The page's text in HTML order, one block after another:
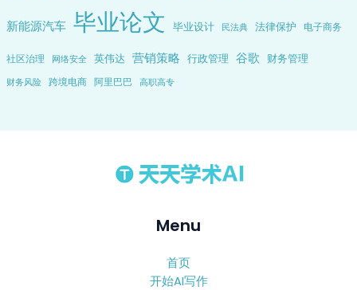
新能源汽车 毕业论文 毕业设计 民法典 法律保护 电子商务
社区治理 网络安全 英伟达 营销策略 行政管理 谷歌 财务管理
财务风险 跨境电商 阿里巴巴 高职高专
Menu
首页
开始AI写作